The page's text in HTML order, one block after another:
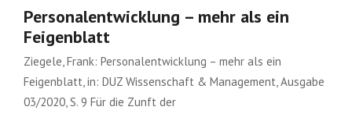
Personalentwicklung – mehr als ein
Feigenblatt
Ziegele, Frank: Personalentwicklung – mehr als ein
Feigenblatt, in: DUZ Wissenschaft & Management, Ausgabe
03/2020, S. 9 Für die Zunft der